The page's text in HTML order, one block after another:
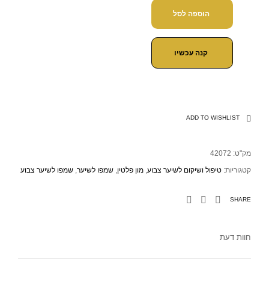
הוספה לסל
קנה עכשיו
ADD TO WISHLIST
מק"ט: 42072
קטגוריות: טיפול ושיקום לשיער צבוע, מון פלטין, שמפו לשיער, שמפו לשיער צבוע
SHARE
חוות דעת